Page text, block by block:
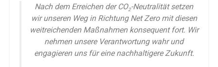
Nach dem Erreichen der CO2-Neutralität setzen
wir unseren Weg in Richtung Net Zero mit diesen
weitreichenden Maßnahmen konsequent fort. Wir
nehmen unsere Verantwortung wahr und
engagieren uns für eine nachhaltigere Zukunft.